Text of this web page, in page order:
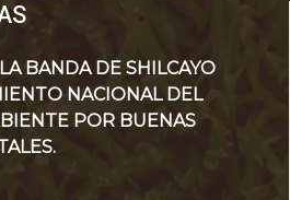
BANDA DE SHILCAYO
NACIONAL DEL
POR BUENAS